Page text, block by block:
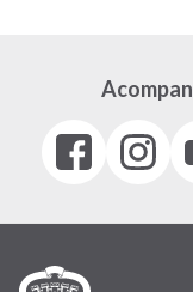
Facebook
(link
em
janela)
Instagram
(link
em